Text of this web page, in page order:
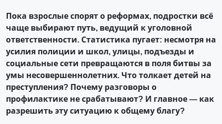
Пока взрослые спорят о реформах, подростки всё
чаще выбирают путь, ведущий к уголовной
ответственности. Статистика пугает: несмотря на
усилия полиции и школ, улицы, подъезды и
социальные сети превращаются в поля битвы за
умы несовершеннолетних. Что толкает детей на
преступления? Почему разговоры о
профилактике не срабатывают? И главное — как
разрешить эту ситуацию к общему благу?